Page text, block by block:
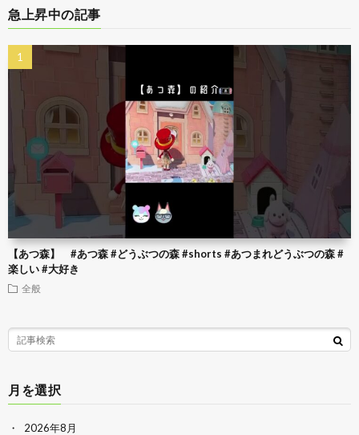
急上昇中の記事
【あつ森】 #あつ森 #どうぶつの森 #shorts #あつまれどうぶつの森 #
楽しい #大好き
全般
月を選択
2026年8月